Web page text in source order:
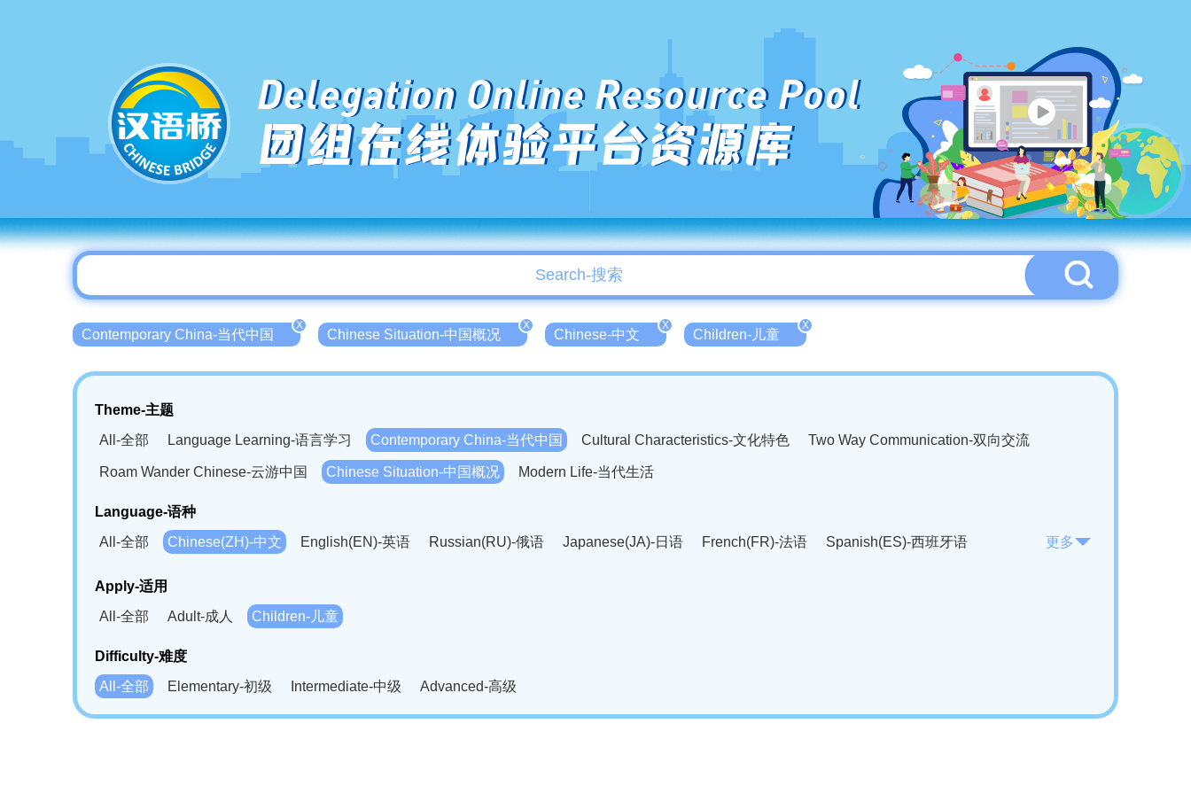
Delegation Online Resource Pool
团组在线体验平台资源库
Contemporary China-当代中国
X
Chinese Situation-中国概况
X
Chinese-中文
X
Children-儿童
X
Theme-主题
All-全部
Language Learning-语言学习 Contemporary China-当代中国 Cultural Characteristics-文化特色 Two Way Communication-双向交流
Roam Wander Chinese-云游中国 Chinese Situation-中国概况 Modern Life-当代生活
Language-语种
All-全部
Chinese(ZH)-中文 English(EN)-英语 Russian(RU)-俄语 Japanese(JA)-日语 French(FR)-法语
Spanish(ES)-西班牙语
Bahasa Melayu(MS)-马来语
Swahili(SW)-斯瓦西里语
Kampuchea(KH)-柬埔寨语
更多
Apply-适用
All-全部
Adult-成人 Children-儿童
Difficulty-难度
All-全部
Elementary-初级 Intermediate-中级 Advanced-高级